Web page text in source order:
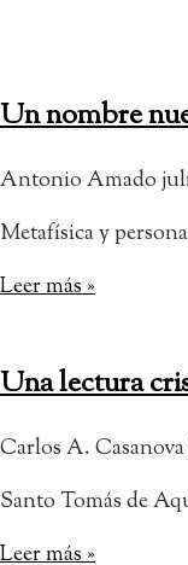
Un nombre
Antonio Amado
Metafísica y
Leer más »
Una lectura
Carlos A. Casanova
Santo Tomás de
Leer más »